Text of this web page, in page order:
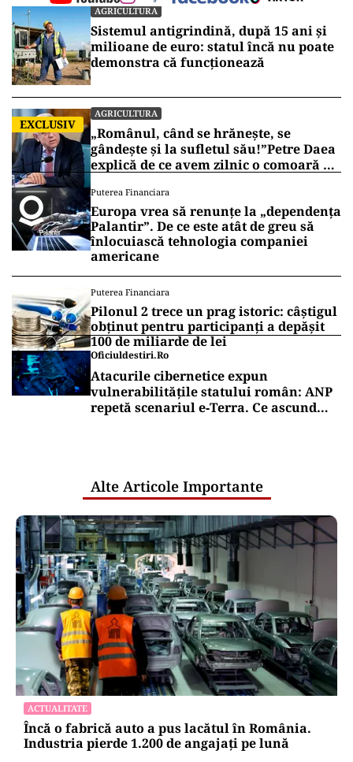
AGRICULTURA
Sistemul antigrindină, după 15 ani și
milioane de euro: statul încă nu poate
demonstra că funcționează
EXCLUSIV
AGRICULTURA
„Românul, când se hrănește, se
gândește și la sufletul său!”Petre Daea
explică de ce avem zilnic o comoară pe
Puterea Financiara
Europa vrea să renunțe la „dependența
Palantir”. De ce este atât de greu să
înlocuiască tehnologia companiei
americane
Puterea Financiara
Pilonul 2 trece un prag istoric: câștigul
obținut pentru participanți a depășit
100 de miliarde de lei
Oficiuldestiri.ro
Atacurile cibernetice expun
vulnerabilitățile statului român: ANP
repetă scenariul e‑Terra. Ce ascund
Alte Articole Importante
ACTUALITATE
Încă o fabrică auto a pus lacătul în România.
Industria pierde 1.200 de angajați pe lună